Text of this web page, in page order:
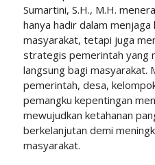
Sumartini, S.H., M.H.
hanya hadir dalam
masyarakat, tetapi juga
strategis pemerintah yang
langsung bagi masyarakat.
pemerintah, desa,
pemangku kepentingan
mewujudkan ketahanan
berkelanjutan demi
masyarakat.